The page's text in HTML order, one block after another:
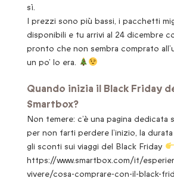
sì.
I prezzi sono più bassi, i pacchetti
disponibili e tu arrivi al 24 dicembre
pronto che non sembra comprato
un po’ lo era.
Quando inizia il Black Friday
Smartbox?
Non temere: c’è una pagina dedicata
per non farti perdere l’inizio, la
gli sconti sui viaggi del Black Friday
https://www.smartbox.com/it/
vivere/cosa-comprare-con-il-black-